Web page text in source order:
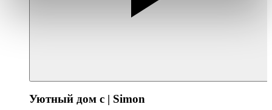
Уютный дом с | Simon